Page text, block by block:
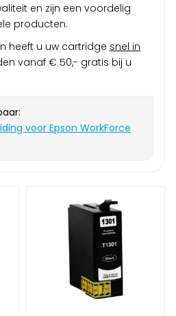
en zijn een voordelig
producten.
heeft u uw cartridge snel in
vanaf € 50,- gratis bij u
voor Epson WorkForce